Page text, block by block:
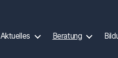
Aktuelles Beratung